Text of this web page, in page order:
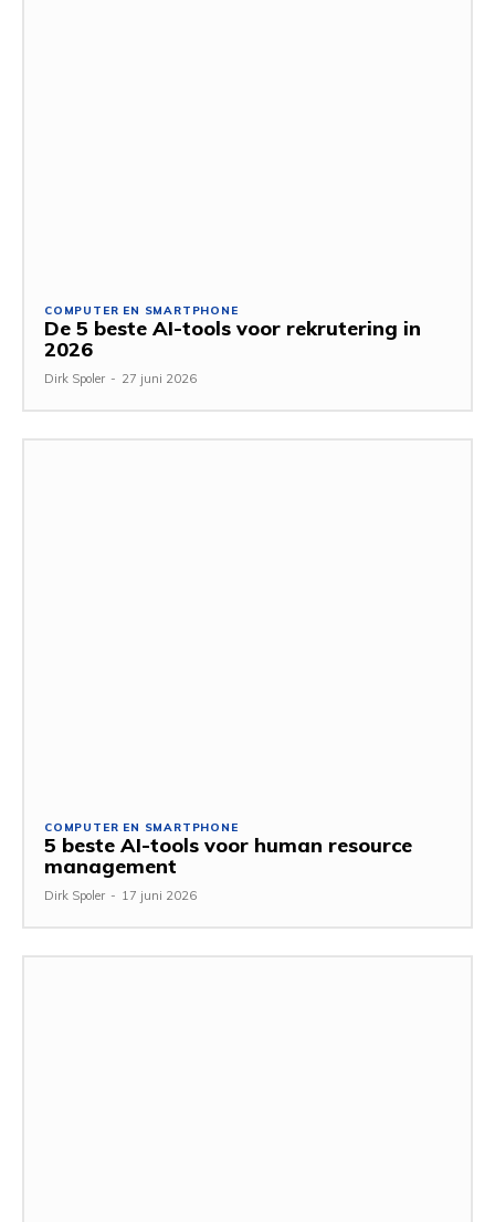
COMPUTER EN SMARTPHONE
De 5 beste AI-tools voor rekrutering in
2026
Dirk Spoler - 27 juni 2026
COMPUTER EN SMARTPHONE
5 beste AI-tools voor human resource
management
Dirk Spoler - 17 juni 2026